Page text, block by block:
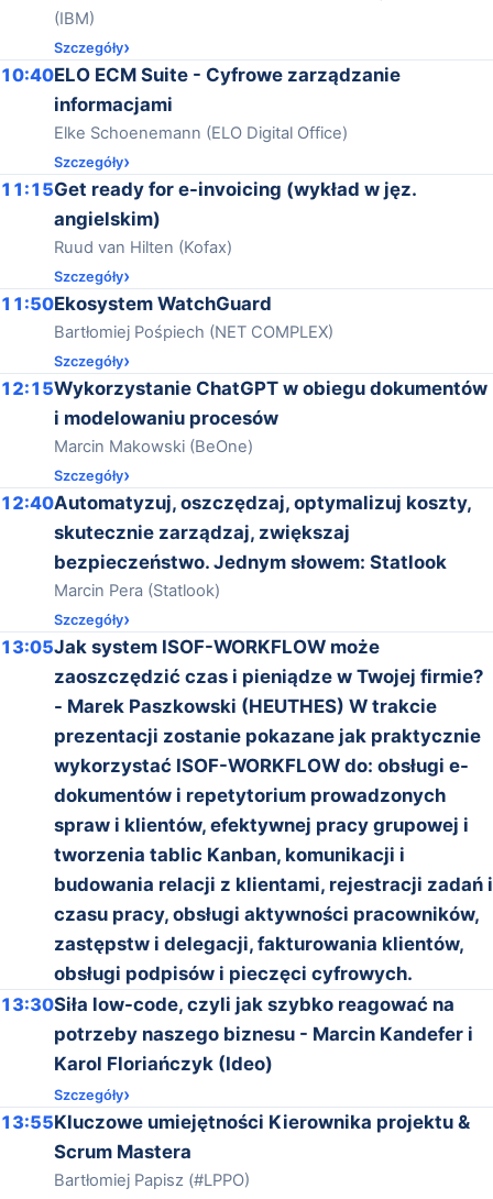
(IBM)
Szczegóły
10:40ELO ECM Suite - Cyfrowe zarządzanie
informacjami
Elke Schoenemann (ELO Digital Office)
Szczegóły
11:15Get ready for e-invoicing (wykład w jęz.
angielskim)
Ruud van Hilten (Kofax)
Szczegóły
11:50Ekosystem WatchGuard
Bartłomiej Pośpiech (NET COMPLEX)
Szczegóły
12:15Wykorzystanie ChatGPT w obiegu dokumentów
i modelowaniu procesów
Marcin Makowski (BeOne)
Szczegóły
12:40Automatyzuj, oszczędzaj, optymalizuj koszty,
skutecznie zarządzaj, zwiększaj
bezpieczeństwo. Jednym słowem: Statlook
Marcin Pera (Statlook)
Szczegóły
13:05Jak system ISOF-WORKFLOW może
zaoszczędzić czas i pieniądze w Twojej firmie?
- Marek Paszkowski (HEUTHES) W trakcie
prezentacji zostanie pokazane jak praktycznie
wykorzystać ISOF-WORKFLOW do: obsługi e-
dokumentów i repetytorium prowadzonych
spraw i klientów, efektywnej pracy grupowej i
tworzenia tablic Kanban, komunikacji i
budowania relacji z klientami, rejestracji zadań i
czasu pracy, obsługi aktywności pracowników,
zastępstw i delegacji, fakturowania klientów,
obsługi podpisów i pieczęci cyfrowych.
13:30Siła low-code, czyli jak szybko reagować na
potrzeby naszego biznesu - Marcin Kandefer i
Karol Floriańczyk (Ideo)
Szczegóły
13:55Kluczowe umiejętności Kierownika projektu &
Scrum Mastera
Bartłomiej Papisz (#LPPO)